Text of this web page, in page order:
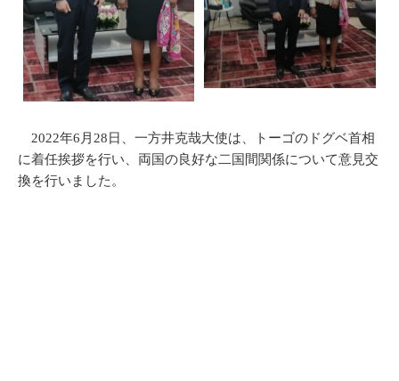
2022年6月28日、一方井克哉大使は、トーゴのドグベ首相
に着任挨拶を行い、両国の良好な二国間関係について意見交
換を行いました。